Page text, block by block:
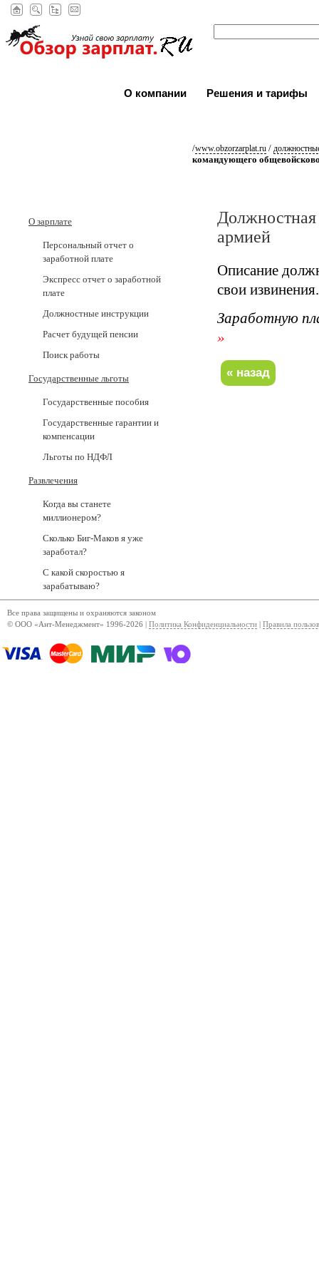
О компании Решения и тарифы
/www.obzorzarplat.ru /
командующего
О зарплате
Персональный отчет о
заработной плате
Экспресс отчет о заработной
плате
Должностные инструкции
Расчет будущей пенсии
Поиск работы
Государственные льготы
Государственные пособия
Государственные гарантии и
компенсации
Льготы по НДФЛ
Развлечения
Когда вы станете
миллионером?
Сколько Биг-Маков я уже
заработал?
С какой скоростью я
зарабатываю?
армией
Описание
свои извинения.
Заработную
»
Все права защищены и охраняются законом
© ООО «Ант-Менеджмент» 1996-2026 | Политика Конфиденциальности Правила